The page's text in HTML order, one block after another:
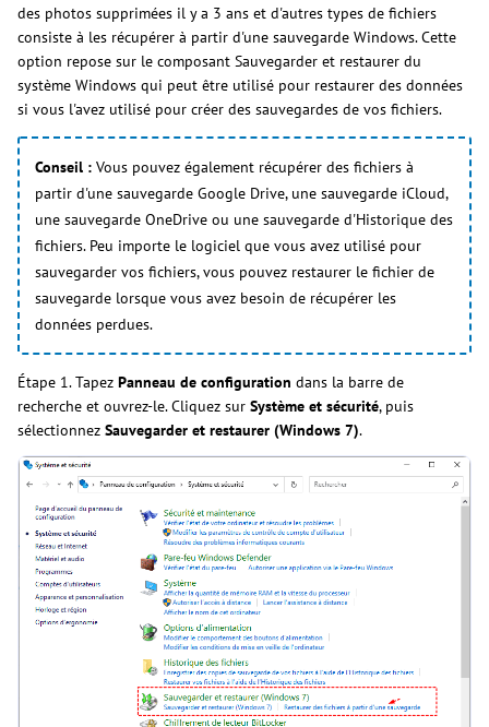
des photos supprimées il y a 3 ans et d'autres types de fichiers
consiste à les récupérer à partir d'une sauvegarde Windows. Cette
option repose sur le composant Sauvegarder et restaurer du
système Windows qui peut être utilisé pour restaurer des données
si vous l'avez utilisé pour créer des sauvegardes de vos fichiers.
Conseil : Vous pouvez également récupérer des fichiers à
partir d'une sauvegarde Google Drive, une sauvegarde iCloud,
une sauvegarde OneDrive ou une sauvegarde d'Historique des
fichiers. Peu importe le logiciel que vous avez utilisé pour
sauvegarder vos fichiers, vous pouvez restaurer le fichier de
sauvegarde lorsque vous avez besoin de récupérer les
données perdues.
Étape 1. Tapez Panneau de configuration dans la barre de
recherche et ouvrez-le. Cliquez sur Système et sécurité, puis
sélectionnez Sauvegarder et restaurer (Windows 7).